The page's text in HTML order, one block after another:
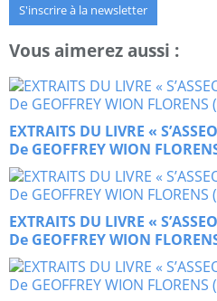
S'inscrire à la newsletter
Vous aimerez aussi :
EXTRAITS DU LIVRE «
De GEOFFREY WION
EXTRAITS DU LIVRE «
De GEOFFREY WION